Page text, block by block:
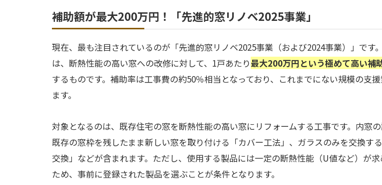
補助額が最大200万円！「先進的窓リノベ2025事業」
現在、最も注目されているのが「先進的窓リノベ2025事業（および2024事業）」です
は、断熱性能の高い窓への改修に対して、1戸あたり最大200万円という極めて高い補
するものです。補助率は工事費の約50％相当となっており、これまでにない規模の支
ます。
対象となるのは、既存住宅の窓を断熱性能の高い窓にリフォームする工事です。内窓の
既存の窓枠を残したまま新しい窓を取り付ける「カバー工法」、ガラスのみを交換す
交換」などが含まれます。ただし、使用する製品には一定の断熱性能（U値など）が
ため、事前に登録された製品を選ぶことが条件となります。